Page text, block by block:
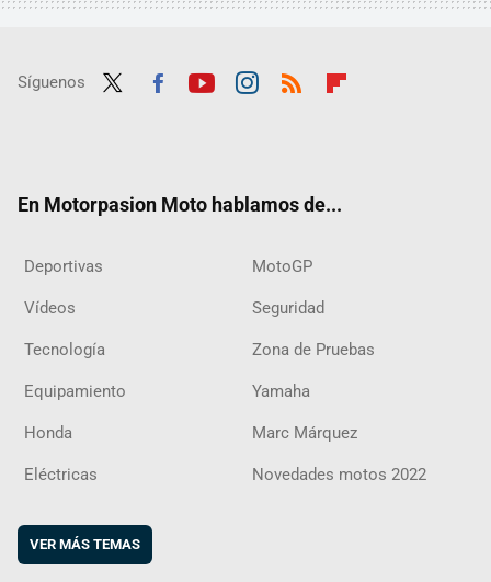
Síguenos
En Motorpasion Moto hablamos de...
Deportivas MotoGP
Vídeos Seguridad
Tecnología Zona de Pruebas
Equipamiento Yamaha
Honda Marc Márquez
Eléctricas Novedades motos 2022
VER MÁS TEMAS